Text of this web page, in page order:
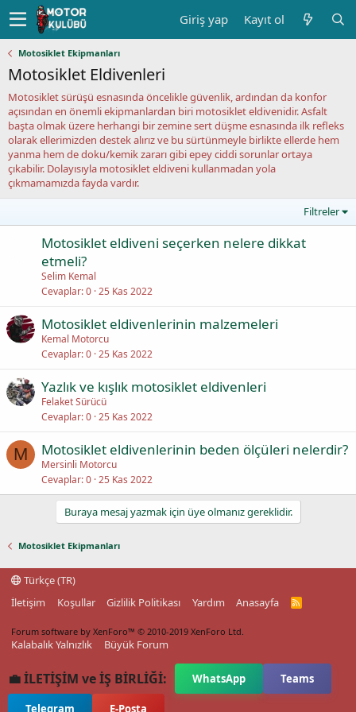
Giriş yap Kayıt ol
Motosiklet Ekipmanları
Motosiklet Eldivenleri
Motosiklet sürüşü esnasında öncelikle güvenlik, ardından da konfor
açısından en önemli ekipmanlardan biri motosiklet eldivenidir. Asfalt
başta olmak üzere herhangi bir zemine sert düşme esnasında ilk refleks
olarak ellerimizden destek alırız ve bu sürtünmeyle birlikte ellerde hem
yanma hem de doku/kemik zararı gibi epey ciddi sorunlar ortaya
çıkabilir. Dolayısıyla motosiklet eldiveni kullanmadan yola
çıkmamamızda fayda vardır.
Filtreler
Motosiklet eldiveni seçerken nelere dikkat
etmeli?
Selim Kemal
Cevaplar 0 25 Kas 2022
Motosiklet eldivenlerinin malzemeleri
Kemal Motorcu
Cevaplar 0 25 Kas 2022
Yazlık ve kışlık motosiklet eldivenleri
Felaket Sürücü
Cevaplar 0 25 Kas 2022
M Motosiklet eldivenlerinin beden ölçüleri nelerdir?
Mersinli Motorcu
Cevaplar 0 25 Kas 2022
Buraya mesaj yazmak için üye olmanız gereklidir.
Motosiklet Ekipmanları
Türkçe (TR)
İletişim
Koşullar Gizlilik Politikası Yardım Anasayfa
R
Forum software by XenForo™ © 2010-2019 XenForo Ltd.
Kalabalık Yalnızlık Büyük Forum
💼 İLETİŞİM ve İŞ BİRLİĞİ: WhatsApp Teams
Telegram E-Posta